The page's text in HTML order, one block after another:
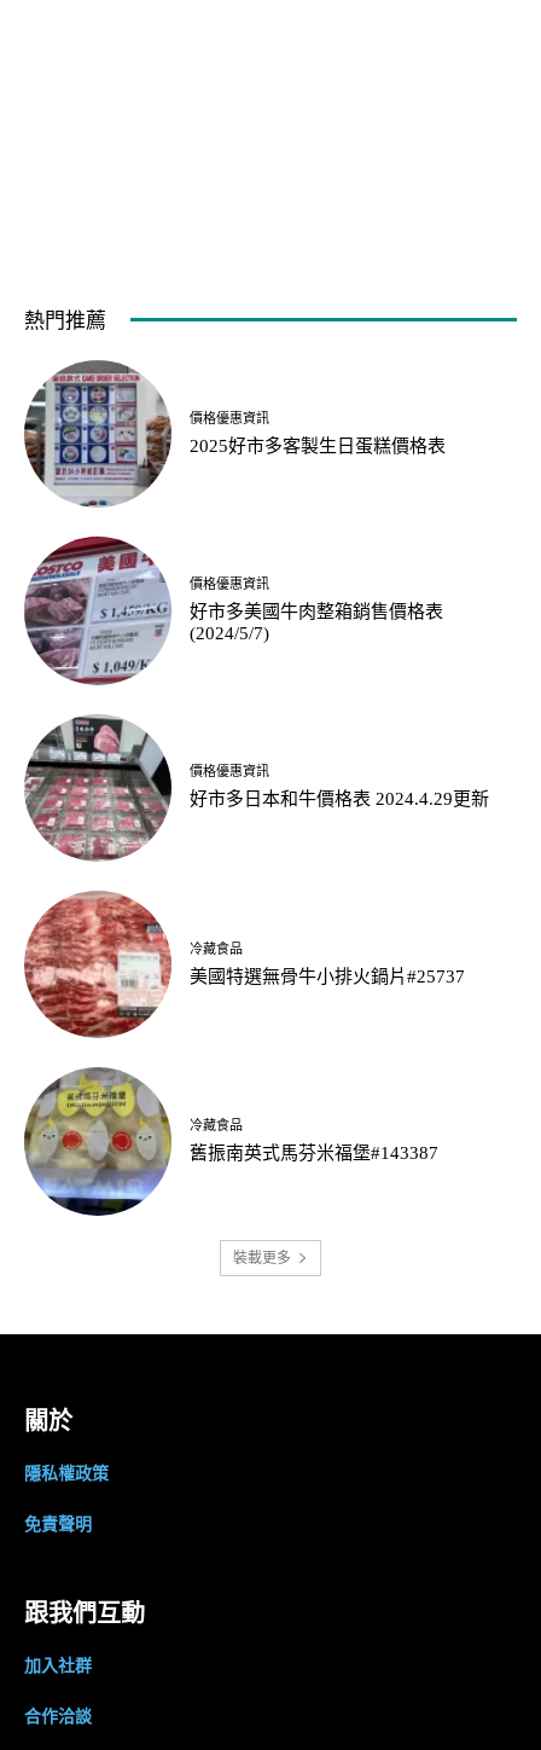
熱門推薦
價格優惠資訊
2025好市多客製生日蛋糕價格表
價格優惠資訊
好市多美國牛肉整箱銷售價格表
(2024/5/7)
價格優惠資訊
好市多日本和牛價格表 2024.4.29更新
冷藏食品
美國特選無骨牛小排火鍋片#25737
冷藏食品
舊振南英式馬芬米福堡#143387
裝載更多
關於
隱私權政策
免責聲明
跟我們互動
加入社群
合作洽談